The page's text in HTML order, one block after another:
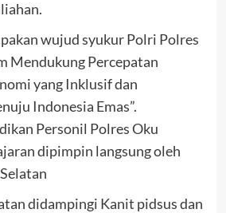
wujud syukur Polri Polres
Mendukung Percepatan
yang Inklusif dan
Indonesia Emas”.
Personil Polres Oku
dipimpin langsung oleh
didampingi Kanit pidsus dan